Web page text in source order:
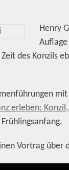
Henry
des Konzils
erleben:
Vortrag über